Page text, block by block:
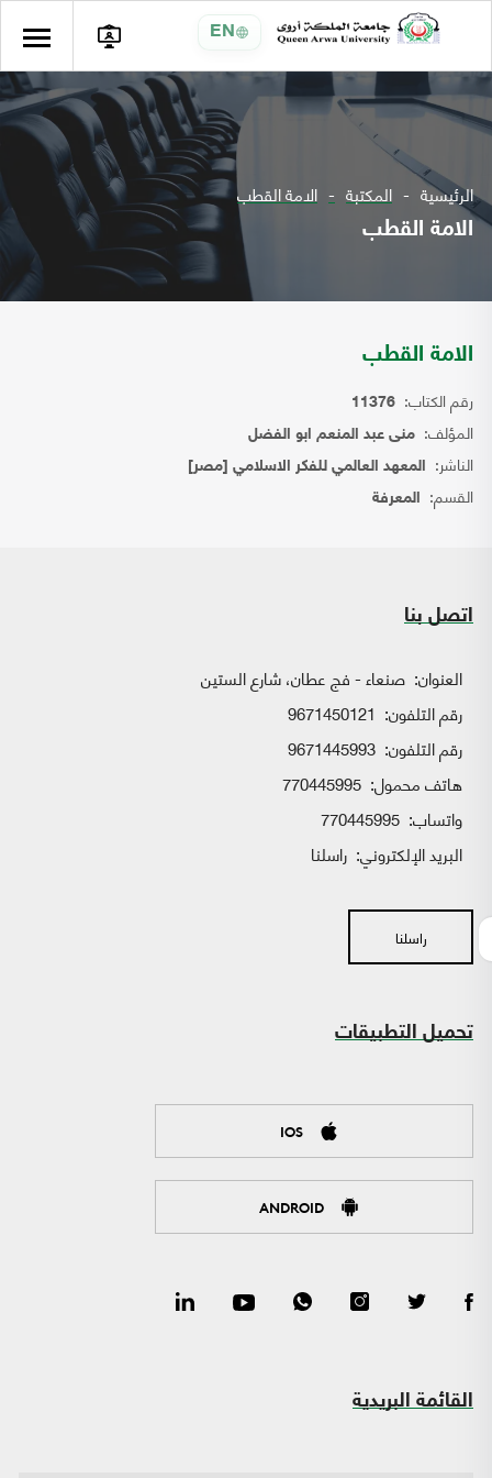
EN
الرئيسية المكتبة الامة القطب
الامة القطب
الامة القطب
رقم الكتاب: 11376
المؤلف: منى عبد المنعم ابو الفضل
الناشر: المعهد العالمي للفكر الاسلامي [مصر]
القسم: المعرفة
اتصل بنا
العنوان: صنعاء - فج عطان، شارع الستين
رقم التلفون: 9671450121
رقم التلفون: 9671445993
هاتف محمول: 770445995
واتساب:
البريد الإلكتروني: راسلنا
راسلنا
تحميل التطبيقات
IOS
ANDROID
القائمة البريدية